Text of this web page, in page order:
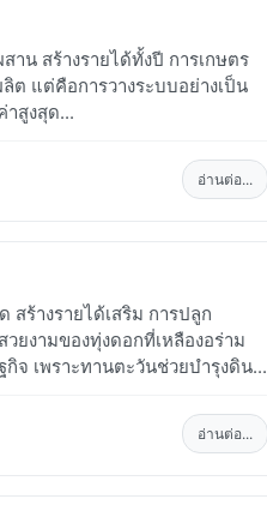
น สร้างรายได้ทั้งปี การเกษตร
ต แต่คือการวางระบบอย่างเป็น
าสูงสุด...
อ่านต่อ...
ร้างรายได้เสริม การปลูก
ยงามของทุ่งดอกที่เหลืองอร่าม
จ เพราะทานตะวันช่วยบำรุงดิน...
อ่านต่อ...